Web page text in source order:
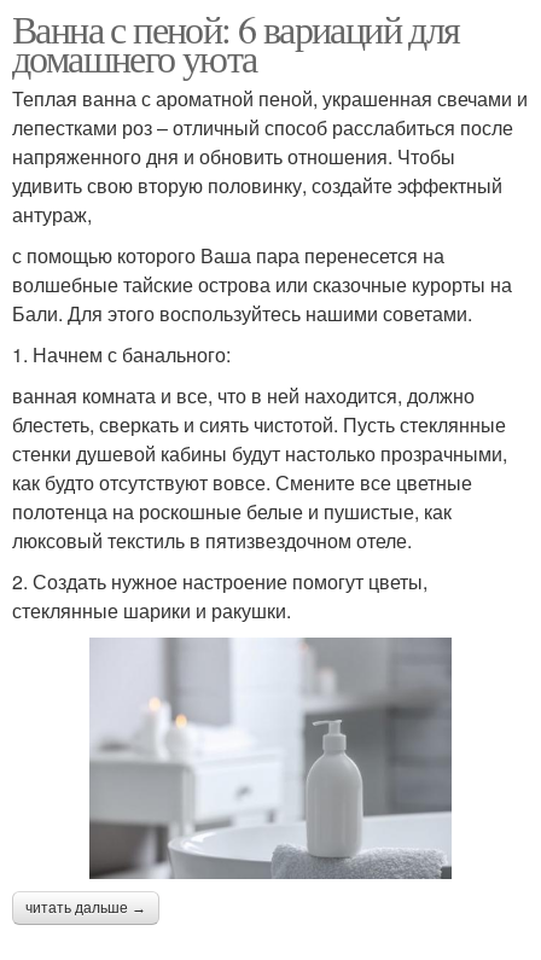
Ванна с пеной: 6 вариаций для
домашнего уюта
Теплая ванна с ароматной пеной, украшенная свечами и
лепестками роз – отличный способ расслабиться после
напряженного дня и обновить отношения. Чтобы
удивить свою вторую половинку, создайте эффектный
антураж,
с помощью которого Ваша пара перенесется на
волшебные тайские острова или сказочные курорты на
Бали. Для этого воспользуйтесь нашими советами.
1. Начнем с банального:
ванная комната и все, что в ней находится, должно
блестеть, сверкать и сиять чистотой. Пусть стеклянные
стенки душевой кабины будут настолько прозрачными,
как будто отсутствуют вовсе. Смените все цветные
полотенца на роскошные белые и пушистые, как
люксовый текстиль в пятизвездочном отеле.
2. Создать нужное настроение помогут цветы,
стеклянные шарики и ракушки.
читать дальше →